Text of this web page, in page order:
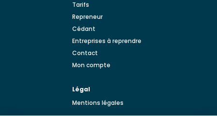
Tarifs
Repreneur
Cédant
Entreprises à reprendre
Contact
Mon compte
Légal
Mentions légales